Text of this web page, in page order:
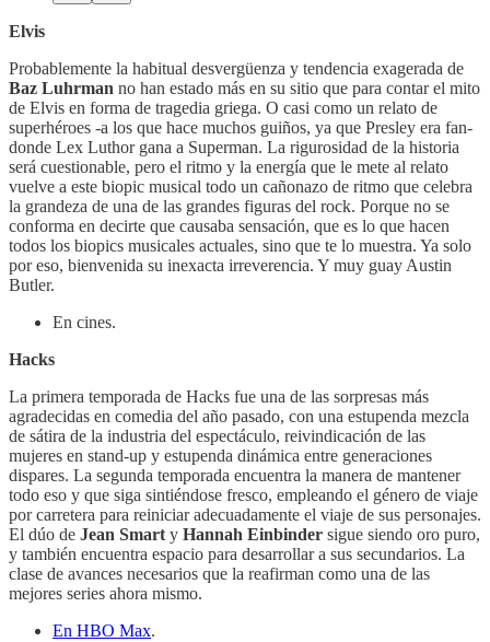
Elvis
Probablemente la habitual desvergüenza y tendencia exagerada de
Baz Luhrman no han estado más en su sitio que para contar el mito
de Elvis en forma de tragedia griega. O casi como un relato de
superhéroes -a los que hace muchos guiños, ya que Presley era fan-
donde Lex Luthor gana a Superman. La rigurosidad de la historia
será cuestionable, pero el ritmo y la energía que le mete al relato
vuelve a este biopic musical todo un cañonazo de ritmo que celebra
la grandeza de una de las grandes figuras del rock. Porque no se
conforma en decirte que causaba sensación, que es lo que hacen
todos los biopics musicales actuales, sino que te lo muestra. Ya solo
por eso, bienvenida su inexacta irreverencia. Y muy guay Austin
Butler.
En cines.
Hacks
La primera temporada de Hacks fue una de las sorpresas más
agradecidas en comedia del año pasado, con una estupenda mezcla
de sátira de la industria del espectáculo, reivindicación de las
mujeres en stand-up y estupenda dinámica entre generaciones
dispares. La segunda temporada encuentra la manera de mantener
todo eso y que siga sintiéndose fresco, empleando el género de viaje
por carretera para reiniciar adecuadamente el viaje de sus personajes.
El dúo de Jean Smart y Hannah Einbinder sigue siendo oro puro,
y también encuentra espacio para desarrollar a sus secundarios. La
clase de avances necesarios que la reafirman como una de las
mejores series ahora mismo.
En HBO Max.